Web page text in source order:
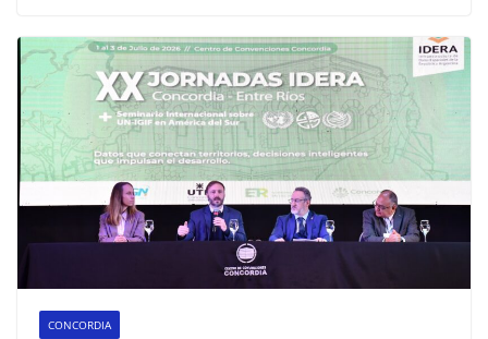
CONCORDIA